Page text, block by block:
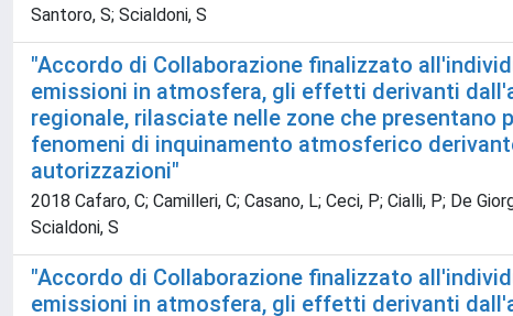
Santoro, S; Scialdoni, S
"Accordo di Collaborazione finalizzato
emissioni in atmosfera, gli effetti derivanti
regionale, rilasciate nelle zone che
fenomeni di inquinamento atmosferico
autorizzazioni"
2018 Cafaro, C; Camilleri, C; Casano, L; Ceci, P; Cialli, P; De
Scialdoni, S
"Accordo di Collaborazione finalizzato
emissioni in atmosfera, gli effetti derivanti